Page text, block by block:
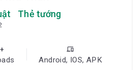
Thẻ tướng
devices
Android, IOS, APK